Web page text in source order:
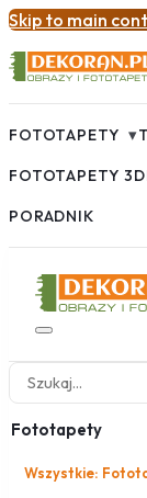
Skip to main
FOTOTAPETY ▾
FOTOTAPETY 3D
PORADNIK
Fototapety
Wszystkie: